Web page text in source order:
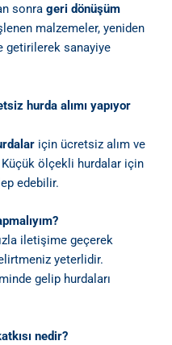
sonrageri dönüşüm
malzemeler, yeniden
getirilerek sanayiye
hurda alımı yapıyor
için ücretsiz alım ve
ölçekli hurdalar için
edebilir.
iletişime geçerek
yeterlidir.
gelip hurdaları
nedir?